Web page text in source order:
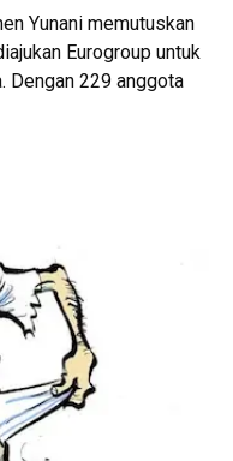
Yunani memutuskan
Eurogroup untuk
Dengan 229 anggota